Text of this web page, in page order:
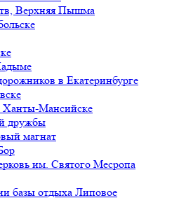
Верхняя Пышма
в Екатеринбурге
Мансийске
дружбы
магнат
им. Святого Месропа
базы отдыха Липовое